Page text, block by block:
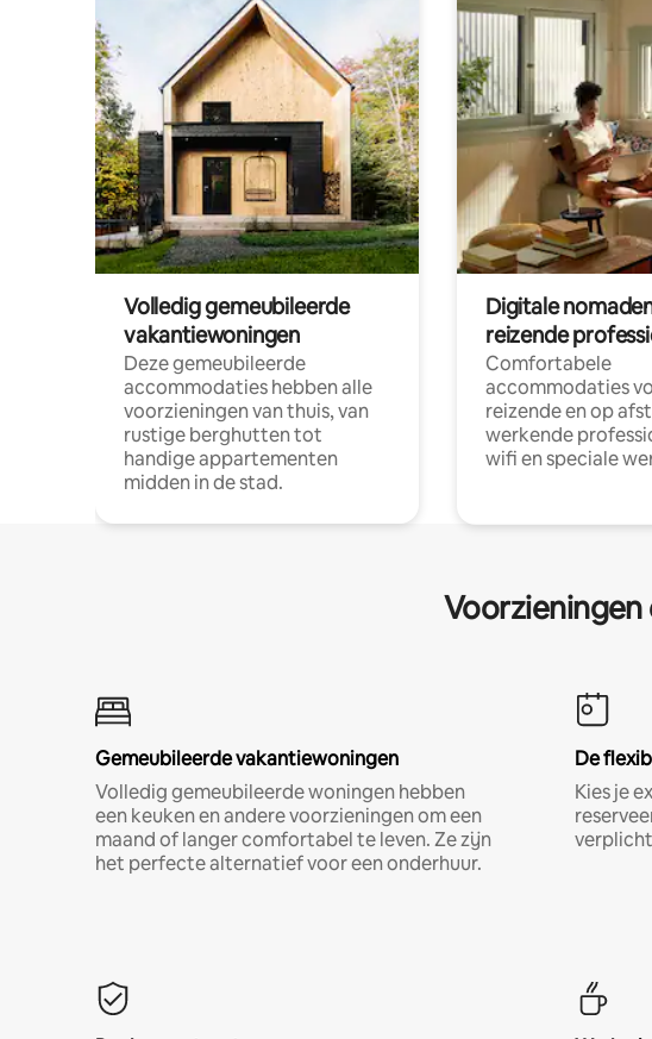
Volledig gemeubileerde
vakantiewoningen
Deze gemeubileerde
accommodaties hebben alle
voorzieningen van thuis, van
rustige berghutten tot
handige appartementen
midden in de stad.
Digitale
reizende
Comfortabele
accommodaties
reizende en op
werkende
wifi en speciale
Gemeubileerde vakantiewoningen
Volledig gemeubileerde woningen hebben
een keuken en andere voorzieningen om een
maand of langer comfortabel te leven. Ze zijn
het perfecte alternatief voor een onderhuur.
De
Kies je